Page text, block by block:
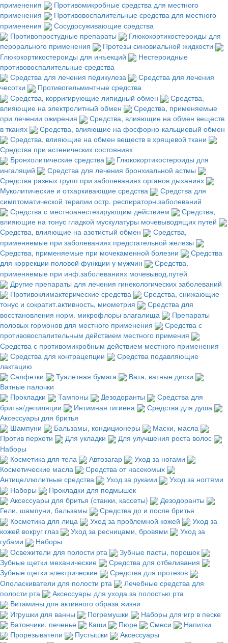
применения
Противомикробные средства для местного
применения
Противовоспалительные средства для местного
применения
Сосудосуживающие средства
Противопростудные препараты
Глюкокортикостероиды для
перорального применения
Протезы синовиальной жидкости
Глюкокортикостероиды для инъекций
Нестероидные
противовоспалительные средства
Средства для лечения педикулеза
Средства для лечения
чесотки
Противогельминтные средства
Средства, корригирующие липидный обмен
Средства,
влияющие на электролитный обмен
Средства, применяемые
при лечении ожирения
Средства, влияющие на обмен веществ
в тканях
Средства, влияющие на фосфорно-кальциевый обмен
Средства, влияющие на обмен веществ в хрящевой ткани
Средства при астенических состояниях
Бронхолитические средства
Глюкокортикостероиды для
ингаляций
Средства для лечения бронхиальной астмы
Средства разных групп при заболеваниях органов дыханиях
Муколитические и отхаркивающие средства
Средства для
симптоматической терапии остр. респираторн.заболеваний
Средства с местноанестезирующим действием
Средства,
влияющие на тонус гладкой мускулатуры мочевыводящих путей
Средства, влияющие на азотистый обмен
Средства,
применяемые при заболеваниях предстательной железы
Средства, применяемые при мочекаменной болезни
Средства
для коррекции половой функции у мужчин
Средства,
применяемые при инф.заболеваниях мочевывод.путей
Другие препараты для лечения гинекологических заболеваний
Противоклимактерические средства
Средства, снижающие
тонус и сократит.активность, миометрия
Средства для
восстановления норм. микрофлоры влагалища
Препараты
половых гормонов для местного применения
Средства с
противовоспалительным действием местного примения
Средства с противомикробным действием местного применения
Средства для контрацепции
Средства подавляющие
лактацию
Салфетки
Туалетная бумага
Вата, ватные диски
Ватные палочки
Прокладки
Тампоны Дезодоранты
Средства для
бритья/депиляции
Интимная гигиена
Средства для душа
Аксессуары для бритья
Шампуни
Бальзамы, кондиционеры
Маски, масла
Против перхоти
Для укладки
Для улучшения роста волос
Наборы
Косметика для тела
Автозагар
Уход за ногами
Косметические масла
Средства от насекомых
Антицеллюлитные средства
Уход за руками
Уход за ногтями
Наборы
Прокладки для подмышек
Аксессуары для бритья (станки, кассеты)
Дезодоранты
Гели, шампуни, бальзамы
Средства до и после бритья
Косметика для лица
Уход за проблемной кожей
Уход за
кожей вокруг глаз
Уход за ресницами, бровями
Уход за
губами
Наборы
Освежители для полости рта
Зубные пасты, порошок
Зубные щетки механические
Средства для отбеливания
Зубные щетки электрические
Средства для протезов
Ополаскиватели для полости рта
Лечебные средства для
полости рта
Аксессуары для ухода за полостью рта
Витамины для активного образа жизни
Игрушки для ванны
Погремушки
Наборы для игр в песке
Батончики, печенье
Каши Пюре Смеси
Напитки
Прорезыватели
Пустышки
Аксессуары